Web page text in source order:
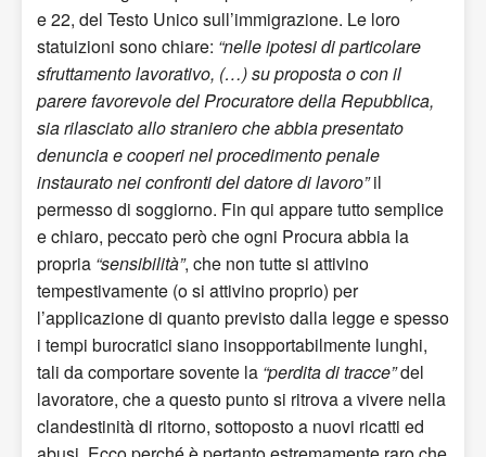
e 22, del Testo Unico sull’immigrazione. Le loro
statuizioni sono chiare: “nelle ipotesi di particolare
sfruttamento lavorativo, (…) su proposta o con il
parere favorevole del Procuratore della Repubblica,
sia rilasciato allo straniero che abbia presentato
denuncia e cooperi nel procedimento penale
instaurato nei confronti del datore di lavoro”il
permesso di soggiorno. Fin qui appare tutto semplice
e chiaro, peccato però che ogni Procura abbia la
propria “sensibilità”, che non tutte si attivino
tempestivamente (o si attivino proprio) per
l’applicazione di quanto previsto dalla legge e spesso
i tempi burocratici siano insopportabilmente lunghi,
tali da comportare sovente la “perdita di tracce”del
lavoratore, che a questo punto si ritrova a vivere nella
clandestinità di ritorno, sottoposto a nuovi ricatti ed